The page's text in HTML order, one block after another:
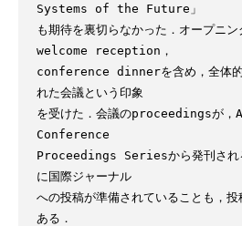
Systems of the Future」
も期待を裏切らなかった．オープニン
welcome reception，
conference dinnerを含め，全体的
れた会議という印象
を受けた．会議のproceedingsが
Conference
Proceedings Seriesから発刊され
に国際ジャーナル
への投稿が準備されていることも，
ある．